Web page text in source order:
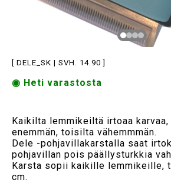
[ DELE_SK | SVH. 14.90 ]
◉ Heti varastosta
Kaikilta lemmikeiltä irtoaa
enemmän, toisilta vähemmmän.
Dele -pohjavillakarstalla saat
pohjavillan pois päällysturkkia
Karsta sopii kaikille lemmikeille,
cm.